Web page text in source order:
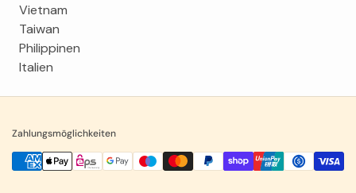
Vietnam
Taiwan
Philippinen
Italien
Zahlungsmöglichkeiten